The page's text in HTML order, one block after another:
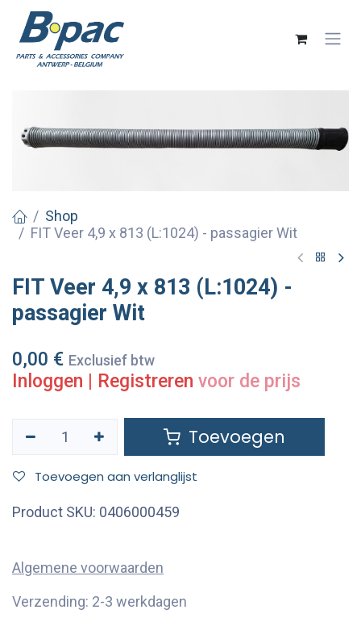
Overslaan naar inhoud
Shop
FIT Veer 4,9 x 813 (L:1024) - passagier Wit
FIT Veer 4,9 x 813 (L:1024) -
passagier Wit
0,00 € Exclusief btw
Inloggen | Registreren voor de prijs
Toevoegen
Toevoegen aan verlanglijst
Product SKU: 0406000459
Algemene voorwaarden
Verzending: 2-3 werkdagen